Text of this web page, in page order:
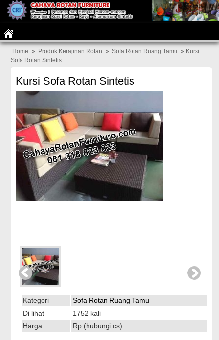
Home » Produk Kerajinan Rotan » Sofa Rotan Ruang Tamu » Kursi
Sofa Rotan Sintetis
Kursi Sofa Rotan Sintetis
Kategori
Sofa Rotan Ruang Tamu
Di lihat
1752 kali
Harga
Rp (hubungi cs)